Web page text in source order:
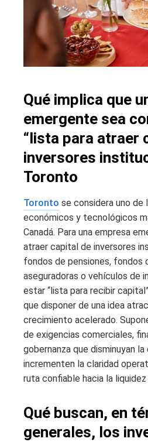
Qué implica que
emergente sea
“lista para atraer
inversores
Toronto
Toronto se considera uno de
económicos y tecnológicos
Canadá. Para una empresa
atraer capital de inversores
fondos de pensiones, fondos
aseguradoras o vehículos de
estar “lista para recibir
que disponer de una idea
crecimiento acelerado.
de exigencias comerciales,
gobernanza que disminuyan
incrementen la claridad
ruta confiable hacia la
Qué buscan, en
generales, los